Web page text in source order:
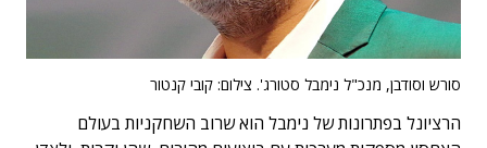
סורש וסודבן, מנכ"ל נימבל סטורג'. צילום: קובי קנטור
הרציונל בפתרונות של נימבל הוא שרוב השחקניות בעולם